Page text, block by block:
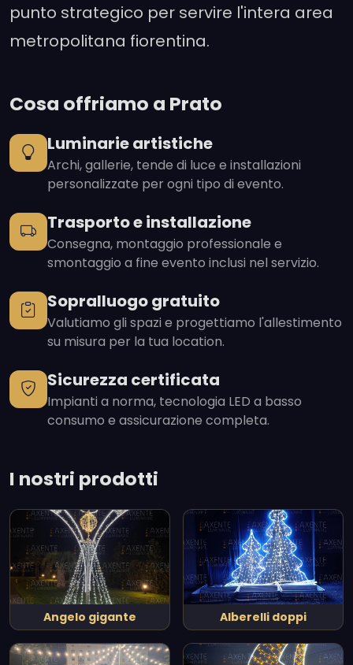
punto strategico per servire l'intera area
metropolitana fiorentina.
Cosa offriamo a Prato
Luminarie artistiche
Archi, gallerie, tende di luce e installazioni
personalizzate per ogni tipo di evento.
Trasporto e installazione
Consegna, montaggio professionale e
smontaggio a fine evento inclusi nel servizio.
Sopralluogo gratuito
Valutiamo gli spazi e progettiamo l'allestimento
su misura per la tua location.
Sicurezza certificata
Impianti a norma, tecnologia LED a basso
consumo e assicurazione completa.
I nostri prodotti
Angelo gigante Alberelli doppi